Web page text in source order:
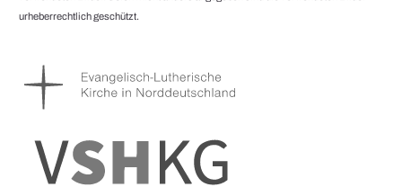
urheberrechtlich geschützt.